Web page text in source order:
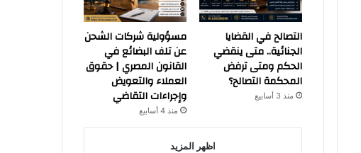
التصالح في القضايا
الجنائية.. متى ينقضي
الحكم ومتى ترفض
المحكمة التصالح؟
منذ 3 أسابيع
مسؤولية شركات الشحن
عن تلف البضائع في
القانون المصري | حقوق
العملاء والتعويض
وإجراءات التقاضي
منذ 4 أسابيع
اظهر المزيد